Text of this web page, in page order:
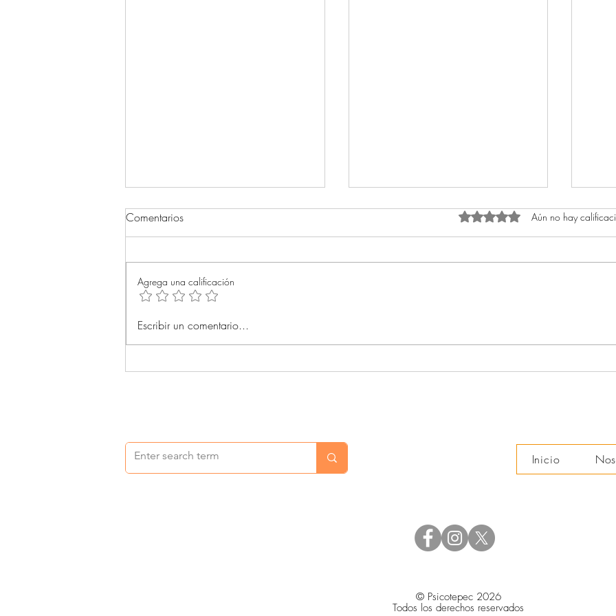
Acompañantes terapéuticos (4)
Comentarios Obtuvo 0 de 5 estrellas.
Aún no hay
Agrega una calificación
Escribir un comentario...
Inicio
© Psicotepec 2026
Todos los derechos reservados